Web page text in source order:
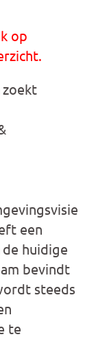
op
een
huidige
bevindt
steeds
te